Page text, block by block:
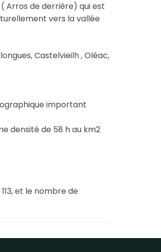
Arros de derrière) qui est
vers la vallée
Castelvieilh , Oléac,
important
densité de 58 h au km2
et le nombre de